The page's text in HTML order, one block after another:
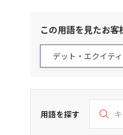
この用語を見たお
デット・エクイテ
用語を探す